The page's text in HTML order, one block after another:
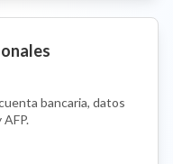
bancaria, datos